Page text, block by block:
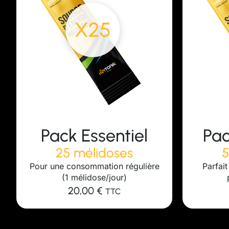
Pack Harmonie
50 mélidoses
Parfait pour les sportifs ou les
périodes intenses
35,00 € TTC
Pour